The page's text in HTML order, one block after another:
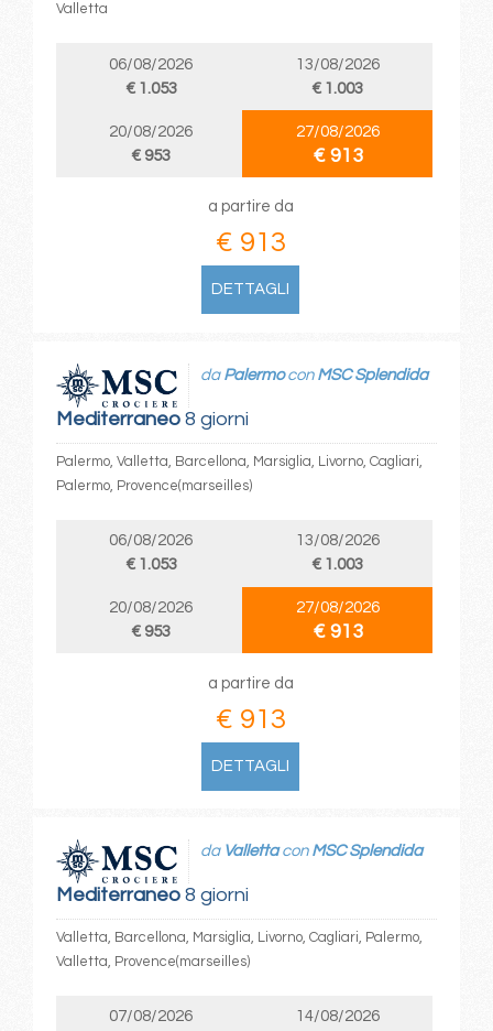
Valletta
06/08/2026
€ 1.053
13/08/2026
€ 1.003
20/08/2026
€ 953
27/08/2026
€ 913
a partire da
€ 913
DETTAGLI
Mediterraneo8 giorni
da Palermocon MSC Splendida
Palermo, Valletta, Barcellona, Marsiglia, Livorno, Cagliari,
Palermo, Provence(marseilles)
06/08/2026
€ 1.053
13/08/2026
€ 1.003
20/08/2026
€ 953
27/08/2026
€ 913
a partire da
€ 913
DETTAGLI
Mediterraneo8 giorni
da Vallettacon MSC Splendida
Valletta, Barcellona, Marsiglia, Livorno, Cagliari, Palermo,
Valletta, Provence(marseilles)
07/08/2026
14/08/2026